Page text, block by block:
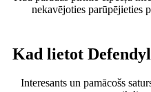
nekavējoties parūpējieties
Kad lietot
Interesants un pamācošs